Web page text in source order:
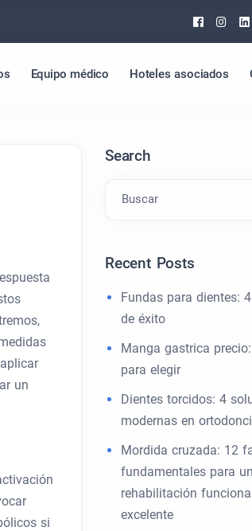
Equipo médico Hoteles asociados
un
si
Search
Buscar
Recent Posts
Fundas para dientes:
de éxito
Manga gastrica
para elegir
Dientes torcidos: 4
modernas en
Mordida cruzada: 12
fundamentales para
rehabilitación
excelente